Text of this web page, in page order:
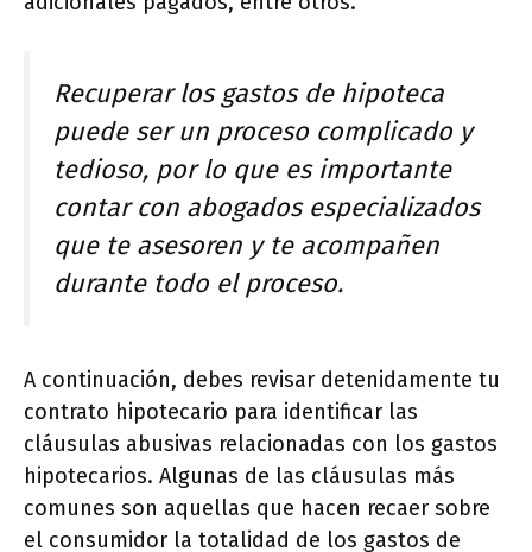
Recuperar los gastos de hipoteca
puede ser un proceso complicado y
tedioso, por lo que es importante
contar con abogados especializados
que te asesoren y te acompañen
durante todo el proceso.
A continuación, debes revisar detenidamente tu
contrato hipotecario para identificar las
cláusulas abusivas relacionadas con los gastos
hipotecarios. Algunas de las cláusulas más
comunes son aquellas que hacen recaer sobre
el consumidor la totalidad de los gastos de